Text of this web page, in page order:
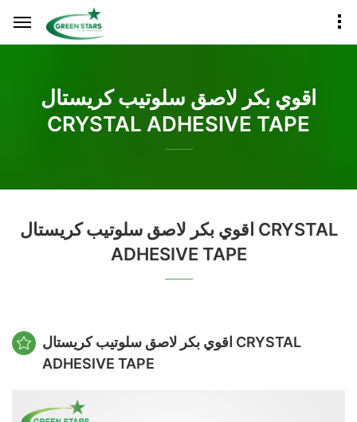
اقوي بكر لاصق سلوتيب كريستال
CRYSTAL ADHESIVE TAPE
اقوي بكر لاصق سلوتيب كريستال CRYSTAL
ADHESIVE TAPE
اقوي بكر لاصق سلوتيب كريستال CRYSTAL
ADHESIVE TAPE